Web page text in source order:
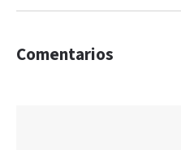
Comentarios